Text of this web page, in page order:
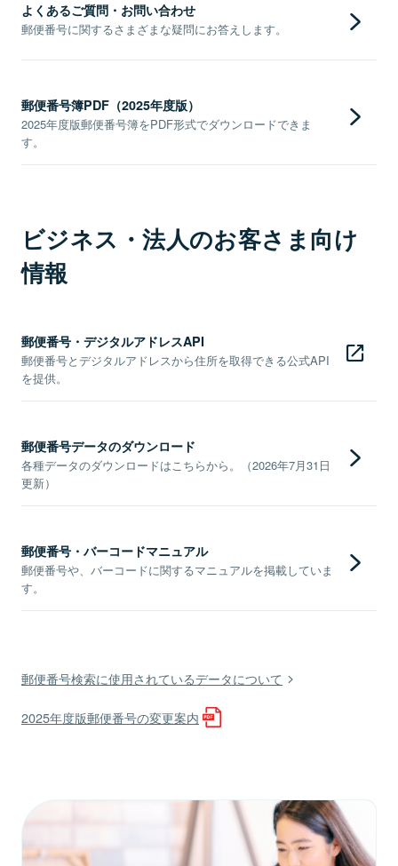
よくあるご質問・お問い合わせ
郵便番号に関するさまざまな疑問にお答えします。
郵便番号簿PDF（2025年度版）
2025年度版郵便番号簿をPDF形式でダウンロードできま
す。
ビジネス・法人のお客さま向け
情報
郵便番号・デジタルアドレスAPI
郵便番号とデジタルアドレスから住所を取得できる公式API
を提供。
郵便番号データのダウンロード
各種データのダウンロードはこちらから。（2026年7月31日
更新）
郵便番号・バーコードマニュアル
郵便番号や、バーコードに関するマニュアルを掲載していま
す。
郵便番号検索に使用されているデータについて
2025年度版郵便番号の変更案内